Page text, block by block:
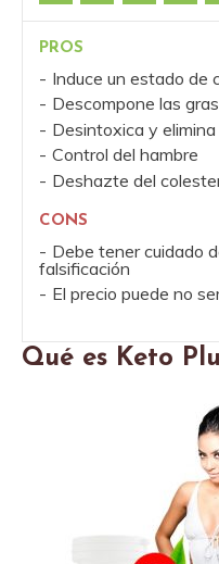
PROS
Induce un estado de
Descompone las
Desintoxica y
Control del hambre
Deshazte del
CONS
Debe tener cuidado
falsificación
El precio puede no
Qué es Keto